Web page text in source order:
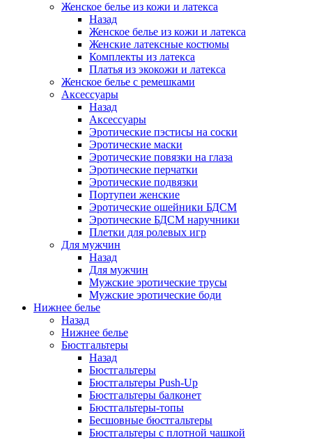
Женское белье из кожи и латекса
Назад
Женское белье из кожи и латекса
Женские латексные костюмы
Комплекты из латекса
Платья из экокожи и латекса
Женское белье с ремешками
Аксессуары
Назад
Аксессуары
Эротические пэстисы на соски
Эротические маски
Эротические повязки на глаза
Эротические перчатки
Эротические подвязки
Портупеи женские
Эротические ошейники БДСМ
Эротические БДСМ наручники
Плетки для ролевых игр
Для мужчин
Назад
Для мужчин
Мужские эротические трусы
Мужские эротические боди
Нижнее белье
Назад
Нижнее белье
Бюстгальтеры
Назад
Бюстгальтеры
Бюстгальтеры Push-Up
Бюстгальтеры балконет
Бюстгальтеры-топы
Бесшовные бюстгальтеры
Бюстгальтеры с плотной чашкой